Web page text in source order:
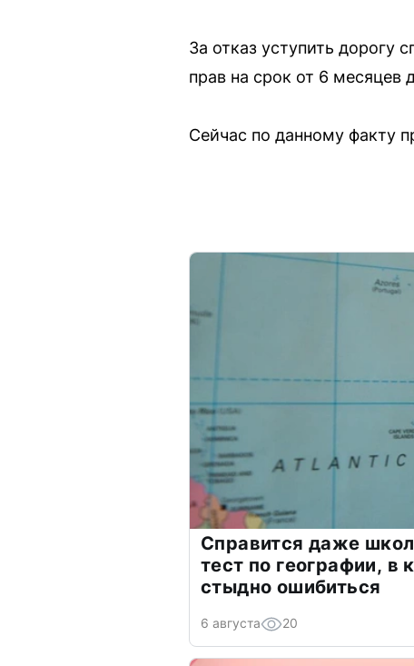
За отказ уступить дорогу
прав на срок от 6 месяцев
Сейчас по данному факту
Справится даже
тест по географии, в
стыдно ошибиться
6 августа 20